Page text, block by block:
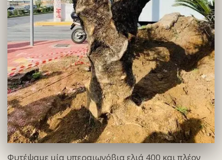
Φυτέψαμε μία υπεραιωνόβια ελιά 400 και πλέον